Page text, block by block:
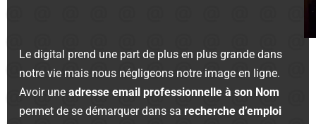
Le digital prend une part de plus en plus grande dans
notre vie mais nous négligeons notre image en ligne.
Avoir uneadresse email professionnelle à son Nom
permet de se démarquer dans sarecherche d’emploi